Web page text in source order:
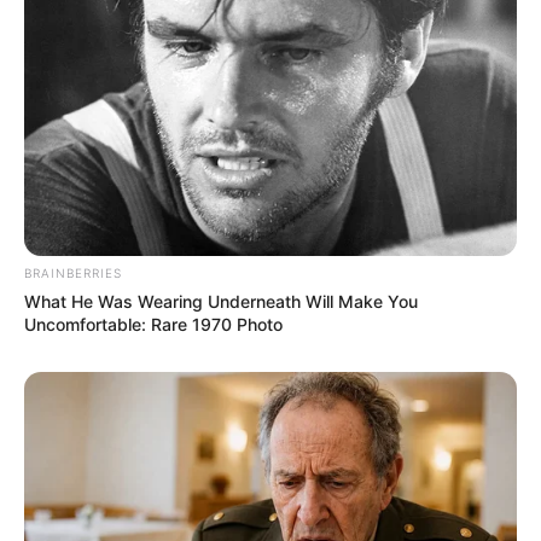
időjárási körülmények fennállásáig ,
legkésőbb 2026. március 15-igmarad
érvényben.
Ez azt jelenti, hogy a tél hátralévő részében még
több körben is sor kerülhet az ingyenes kiosztásra.
Orbán Viktor döntött, az operatív
törzs intézi
értelmében az átadáshozbirtokátruházási
kell készíteni, amelyet az operatív
törzs kezdeményez.
A miniszterelnök a döntést megelőzően közösségi
BRAINBERRIES
What He Was Wearing Underneath Will Make You
Uncomfortable: Rare 1970 Photo